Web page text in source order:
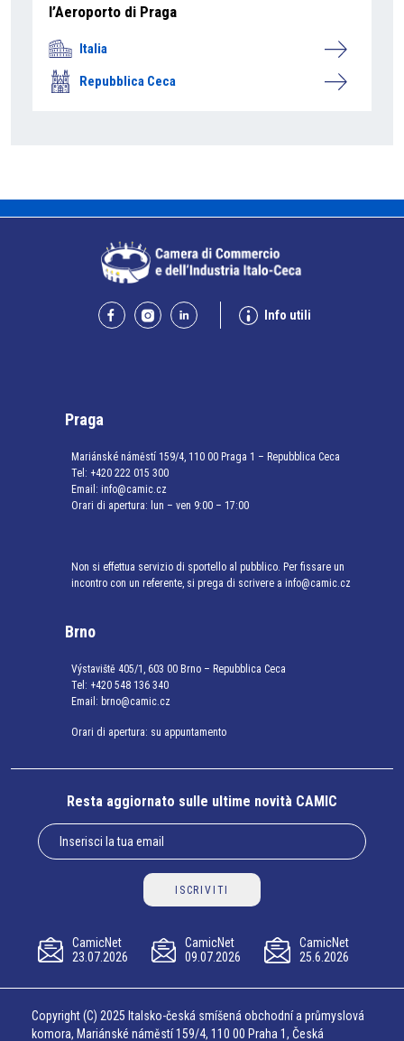
l’Aeroporto di Praga
Italia
Repubblica Ceca
Info utili
Praga
Mariánské náměstí 159/4, 110 00 Praga 1 – Repubblica Ceca
Tel: +420 222 015 300
Email: info@camic.cz
Orari di apertura: lun – ven 9:00 – 17:00
Non si effettua servizio di sportello al pubblico. Per fissare un
incontro con un referente, si prega di scrivere a info@camic.cz
Brno
Výstaviště 405/1, 603 00 Brno – Repubblica Ceca
Tel: +420 548 136 340
Email: brno@camic.cz
Orari di apertura: su appuntamento
Resta aggiornato sulle ultime novità CAMIC
ISCRIVITI
CamicNet
23.07.2026
CamicNet
09.07.2026
CamicNet
25.6.2026
Copyright (C) 2025 Italsko-česká smíšená obchodní a průmyslová
komora, Mariánské náměstí 159/4, 110 00 Praha 1, Česká